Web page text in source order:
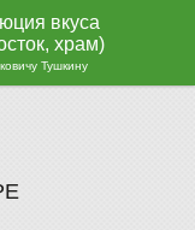
вкуса
храм)
Тушкину